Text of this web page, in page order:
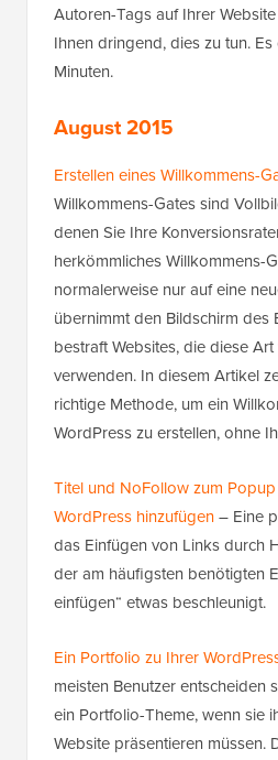
Autoren-Tags auf Ihrer
Ihnen dringend, dies zu tun.
Minuten.
August 2015
Erstellen eines Willkommens-
Willkommens-Gates sind
denen Sie Ihre
herkömmliches Willkommens-
normalerweise nur auf eine
übernimmt den Bildschirm des
bestraft Websites, die diese
verwenden. In diesem Artikel
richtige Methode, um ein
WordPress zu erstellen, ohne
Titel und NoFollow zum
WordPress hinzufügen– Eine
das Einfügen von Links durch
der am häufigsten benötigten
einfügen“ etwas beschleunigt.
Ein Portfolio zu Ihrer
meisten Benutzer entscheiden
ein Portfolio-Theme, wenn sie
Website präsentieren müssen.